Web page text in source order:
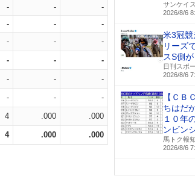
- -
-
- -
-
- - -
- - -
- - -
- - -
4 .000 .000
4 .000 .000
サンケイ
2026/8/6
米3冠
リーズ
スS側
日刊スポ
2026/8/6
【ＣＢ
ちはだ
１０年
ンビン
馬トク報知
2026/8/6